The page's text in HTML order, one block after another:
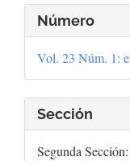
Detalles
del
artículo
Número
Vol. 23 Núm. 1:
Sección
Segunda